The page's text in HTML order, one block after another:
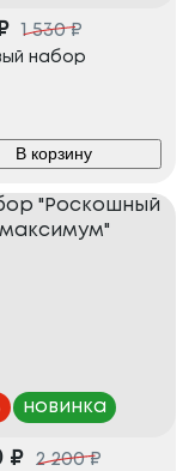
1 530₽
набор
В корзину
новинка
₽ 2 200₽